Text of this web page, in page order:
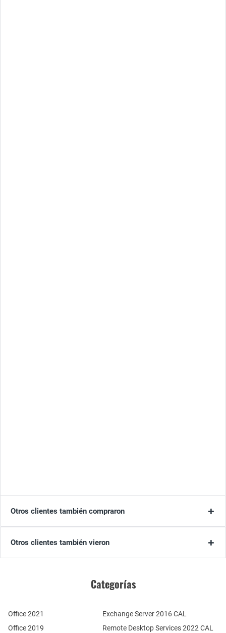
Otros clientes también compraron
Otros clientes también vieron
Categorías
Office 2021
Office 2019
Remote Desktop Services 2022 CAL
Exchange Server 2016 CAL